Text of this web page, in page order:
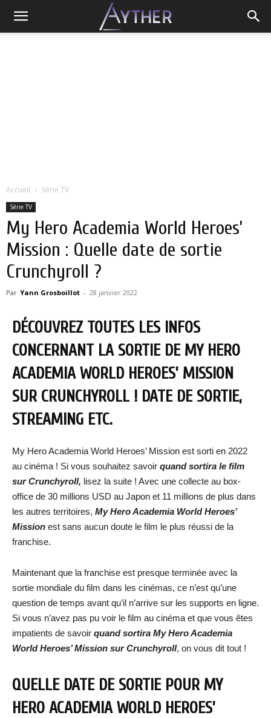
Accueil Série TV
Série TV
My Hero Academia World Heroes’
Mission : Quelle date de sortie
Crunchyroll ?
Par Yann Grosboillot - 28 janvier 2022
DÉCOUVREZ TOUTES LES INFOS
CONCERNANT LA SORTIE DE MY HERO
ACADEMIA WORLD HEROES’ MISSION
SUR CRUNCHYROLL ! DATE DE SORTIE,
STREAMING ETC.
My Hero Academia World Heroes’ Mission est sorti en 2022
au cinéma ! Si vous souhaitez savoir quand sortira le film
sur Crunchyroll, lisez la suite ! Avec une collecte au box-
office de 30 millions USD au Japon et 11 millions de plus dans
les autres territoires, My Hero Academia World Heroes’
Mission est sans aucun doute le film le plus réussi de la
franchise.
Maintenant que la franchise est presque terminée avec la
sortie mondiale du film dans les cinémas, ce n’est qu’une
question de temps avant qu’il n’arrive sur les supports en ligne.
Si vous n’avez pas pu voir le film au cinéma et que vous êtes
impatients de savoir quand sortira My Hero Academia
World Heroes’ Mission sur Crunchyroll, on vous dit tout !
QUELLE DATE DE SORTIE POUR MY
HERO ACADEMIA WORLD HEROES’